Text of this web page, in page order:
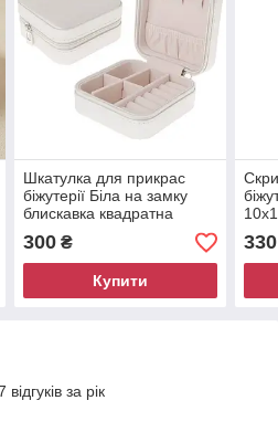
Шкатулка для прикрас
біжутерії Біла на замку
блискавка квадратна
10x10x 5 8690
300₴
Купити
330
за рік